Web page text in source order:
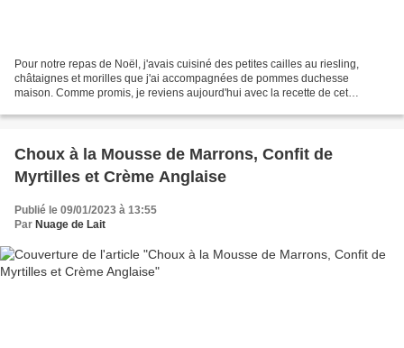
Pour notre repas de Noël, j'avais cuisiné des petites cailles au riesling,
châtaignes et morilles que j'ai accompagnées de pommes duchesse
maison. Comme promis, je reviens aujourd'hui avec la recette de cet
Choux à la Mousse de Marrons, Confit de
Myrtilles et Crème Anglaise
Publié le 09/01/2023 à 13:55
Par Nuage de Lait